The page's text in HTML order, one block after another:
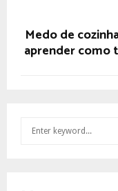
Medo de
aprender como